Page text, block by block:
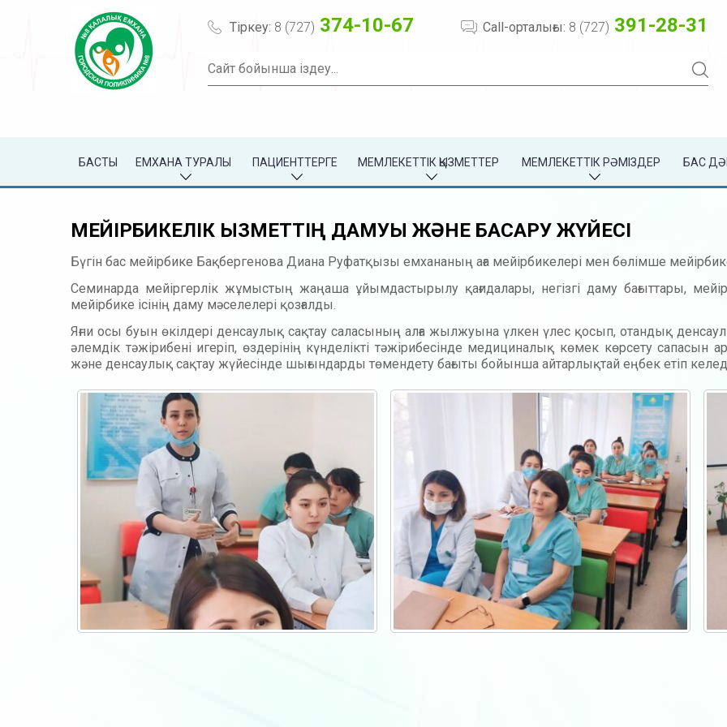
Тіркеу: 8 (727) 374-10-67 Call-орталығы: 8 (727) 391-28-31
БАСТЫ ЕМХАНА ТУРАЛЫ ПАЦИЕНТТЕРГЕ МЕМЛЕКЕТТІК ҚЫЗМЕТТЕР МЕМЛЕКЕТТІК РӘМІЗДЕР БАС
МЕЙІРБИКЕЛІК ҚЫЗМЕТТІҢ ДАМУЫ ЖӘНЕ БАСҚАРУ ЖҮЙЕСІ
Бүгін бас мейірбике Бақбергенова Диана Руфатқызы емхананың аға мейірбикелері мен бөлімше
Семинарда мейіргерлік жұмыстың жаңаша ұйымдастырылу қағидалары, негізгі даму бағыттары,
мейірбике ісінің даму мәселелері қозғалды.
Яғни осы буын өкілдері денсаулық сақтау саласының алға жылжуына үлкен үлес қосып, отандық
әлем­дік тәжірибені игеріп, өздерінің күнде­лікті тәжірибесінде медициналық көмек көр­сету сапасын
және денсау­лық сақтау жүйесінде шығындарды төмен­дету бағыты бойынша айтарлықтай еңбек етіп